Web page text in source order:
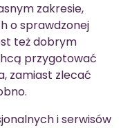
zakresie,
o sprawdzonej
też dobrym
przygotować
zamiast zlecać
i serwisów